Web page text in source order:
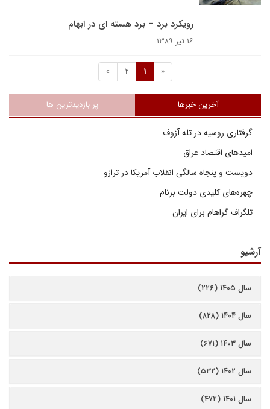
رویکرد برد – برد هسته ای در ابهام
۱۶ تیر ۱۳۸۹
«
1
2
»
آخرین خبرها پر بازدیدترین ها
گرفتاری روسیه در تله آزوف
امیدهای اقتصاد عراق
دویست و پنجاه سالگی انقلاب آمریکا در ترازو
چهره‌های کلیدی دولت برنام
تلگراف گراهام برای ایران
آرشیو
سال ۱۴۰۵ (۲۲۶)
سال ۱۴۰۴ (۸۲۸)
سال ۱۴۰۳ (۶۷۱)
سال ۱۴۰۲ (۵۳۲)
سال ۱۴۰۱ (۴۷۲)